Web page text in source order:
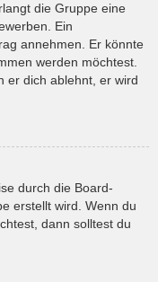
die Gruppe eine
Ein
annehmen. Er könnte
werden möchtest.
er dich ablehnt, er wird
durch die Board-
erstellt wird. Wenn du
dann solltest du